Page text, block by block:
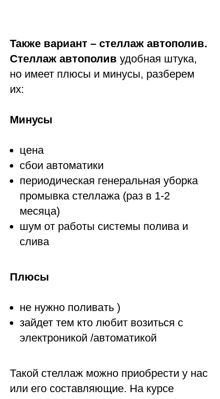
Также вариант – стеллаж автополив.
Стеллаж автополив удобная штука,
но имеет плюсы и минусы, разберем
их:
Минусы
цена
сбои автоматики
периодическая генеральная уборка
промывка стеллажа (раз в 1-2
месяца)
шум от работы системы полива и
слива
Плюсы
не нужно поливать )
зайдет тем кто любит возиться с
электроникой /автоматикой
Такой стеллаж можно приобрести у нас
или его составляющие. На курсе